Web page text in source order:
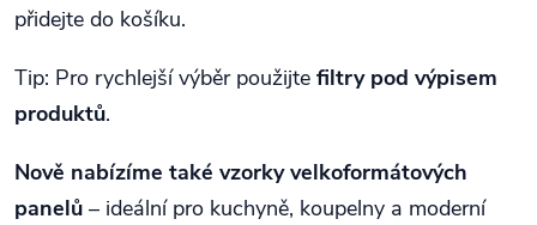
přidejte do košíku.
Tip: Pro rychlejší výběr použijte filtry pod výpisem
produktů.
Nově nabízíme také vzorky velkoformátových
panelů – ideální pro kuchyně, koupelny a moderní